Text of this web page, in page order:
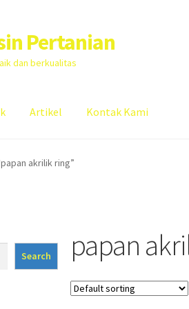
Pertanian
dan berkualitas
Artikel Kontak Kami
Kontak Kami
akrilik ring”
papan
Search